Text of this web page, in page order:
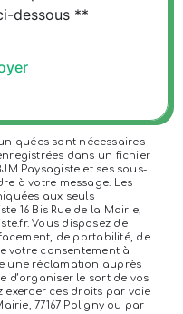
dessous **
sont nécessaires
dans un fichier
Paysagiste et ses sous-
à votre message. Les
aux seuls
16 Bis Rue de la Mairie,
Vous disposez de
de portabilité, de
votre consentement à
une réclamation auprès
d’organiser le sort de vos
exercer ces droits par voie
77167 Poligny ou par